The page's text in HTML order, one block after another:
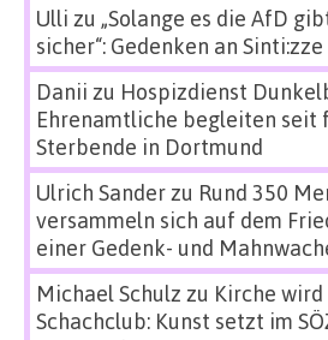
Ulli zu „Solange es die AfD
sicher“: Gedenken an
Danii zu Hospizdienst
Ehrenamtliche begleiten seit
Sterbende in Dortmund
Ulrich Sanderzu Rund 350
versammeln sich auf dem
einer Gedenk- und
Michael Schulz zu Kirche
Schachclub: Kunst setzt im